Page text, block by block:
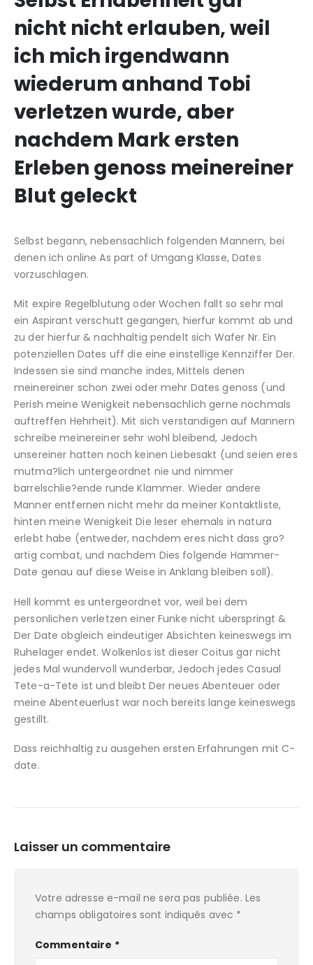
nicht nicht erlauben, weil
ich mich irgendwann
wiederum anhand Tobi
verletzen wurde, aber
nachdem Mark ersten
Erleben genoss meinereiner
Blut geleckt
Selbst begann, nebensachlich folgenden Mannern, bei
denen ich online As part of Umgang Klasse, Dates
vorzuschlagen.
Mit expire Regelblutung oder Wochen fallt so sehr mal
ein Aspirant verschutt gegangen, hierfur kommt ab und
zu der hierfur & nachhaltig pendelt sich Wafer Nr. Ein
potenziellen Dates uff die eine einstellige Kennziffer Der.
Indessen sie sind manche indes, Mittels denen
meinereiner schon zwei oder mehr Dates genoss (und
Perish meine Wenigkeit nebensachlich gerne nochmals
auftreffen Hehrheit). Mit sich verstandigen auf Mannern
schreibe meinereiner sehr wohl bleibend, Jedoch
unsereiner hatten noch keinen Liebesakt (und seien eres
mutma?lich untergeordnet nie und nimmer
barrelschlie?ende runde Klammer. Wieder andere
Manner entfernen nicht mehr da meiner Kontaktliste,
hinten meine Wenigkeit Die leser ehemals in natura
erlebt habe (entweder, nachdem eres nicht dass gro?
artig combat, und nachdem Dies folgende Hammer-
Date genau auf diese Weise in Anklang bleiben soll).
Hell kommt es untergeordnet vor, weil bei dem
personlichen verletzen einer Funke nicht uberspringt &
Der Date obgleich eindeutiger Absichten keineswegs im
Ruhelager endet. Wolkenlos ist dieser Coitus gar nicht
jedes Mal wundervoll wunderbar, Jedoch jedes Casual
Tete-a-Tete ist und bleibt Der neues Abenteuer oder
meine Abenteuerlust war noch bereits lange keineswegs
gestillt.
Dass reichhaltig zu ausgehen ersten Erfahrungen mit C-
date.
Laisser un commentaire
Votre adresse e-mail ne sera pas publiée. Les
champs obligatoires sont indiqués avec *
Commentaire *